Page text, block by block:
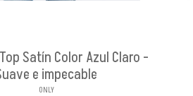
Top Satín Color Azul Claro -
e impecable
ONLY